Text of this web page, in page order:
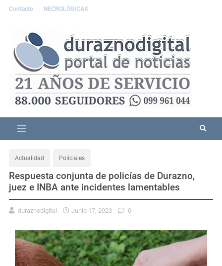
Contacto NECROLÓGICAS
Actualidad Policiales
Respuesta conjunta de policías de Durazno,
juez e INBA ante incidentes lamentables
duraznodigital Junio 17, 2023 0